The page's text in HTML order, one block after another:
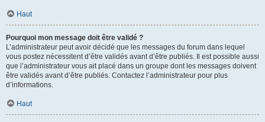
Haut
Pourquoi mon message doit être validé ?
L’administrateur peut avoir décidé que les messages du forum dans lequel
vous postez nécessitent d’être validés avant d’être publiés. Il est possible aussi
que l’administrateur vous ait placé dans un groupe dont les messages doivent
être validés avant d’être publiés. Contactez l’administrateur pour plus
d’informations.
Haut